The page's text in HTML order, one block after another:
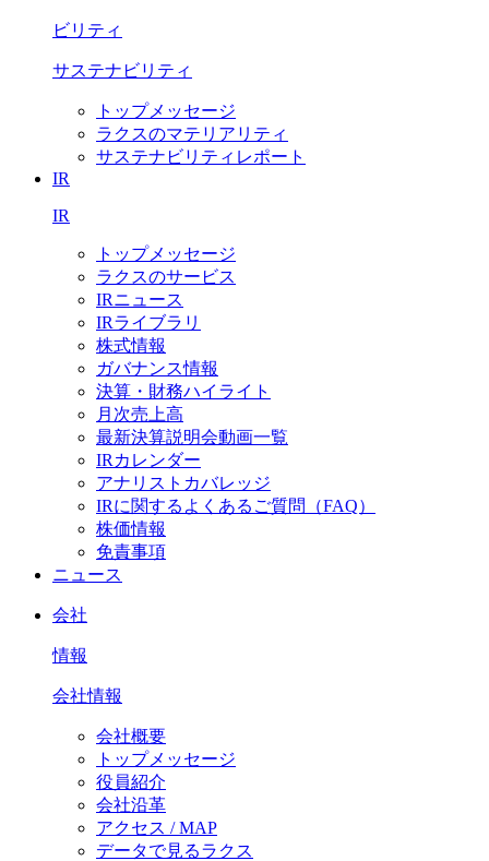
ビリティ
サステナビリティ
トップメッセージ
ラクスのマテリアリティ
サステナビリティレポート
IR
IR
トップメッセージ
ラクスのサービス
IRニュース
IRライブラリ
株式情報
ガバナンス情報
決算・財務ハイライト
月次売上高
最新決算説明会動画一覧
IRカレンダー
アナリストカバレッジ
IRに関するよくあるご質問（FAQ）
株価情報
免責事項
ニュース
会社
情報
会社情報
会社概要
トップメッセージ
役員紹介
会社沿革
アクセス / MAP
データで見るラクス